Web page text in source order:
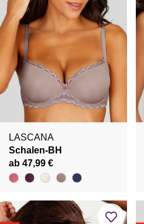
LASCANA
Schalen-BH
ab 47,99 €